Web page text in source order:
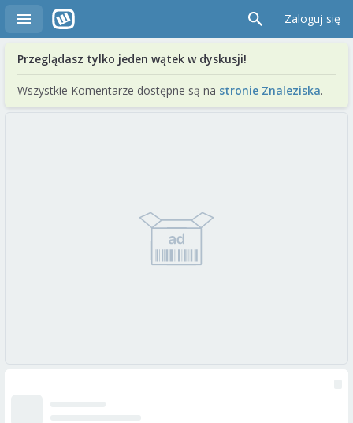
Zaloguj się
Przeglądasz tylko jeden wątek w dyskusji!
Wszystkie Komentarze dostępne są na stronie Znaleziska.